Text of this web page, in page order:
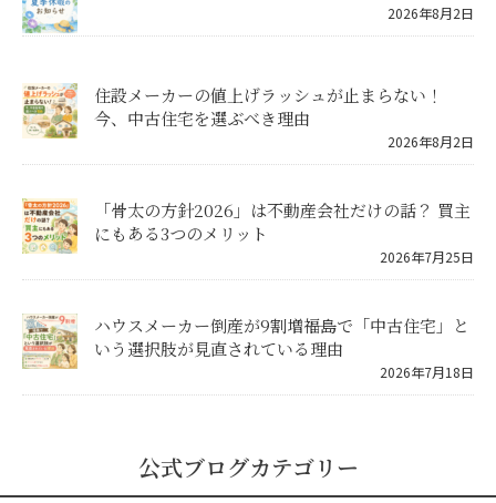
2026年8月2日
住設メーカーの値上げラッシュが止まらない！
今、中古住宅を選ぶべき理由
2026年8月2日
「骨太の方針2026」は不動産会社だけの話？ 買主
にもある3つのメリット
2026年7月25日
ハウスメーカー倒産が9割増――福島で「中古住宅」と
いう選択肢が見直されている理由
2026年7月18日
公式ブログカテゴリー